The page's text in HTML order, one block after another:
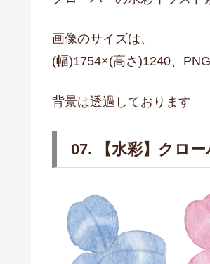
画像のサイズは、
(幅)1754×(高さ)1240、PNG
背景は透過しております
07. 【水彩】クロ